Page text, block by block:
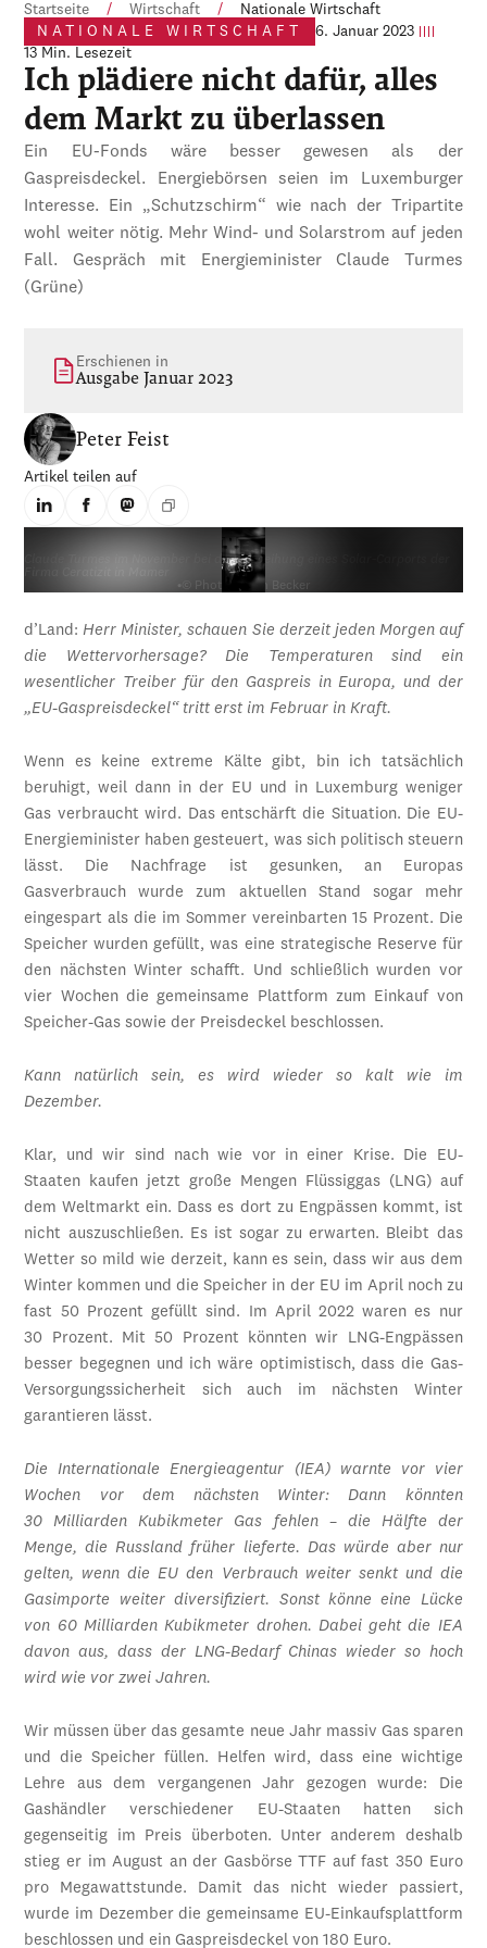
Startseite / Wirtschaft /
Nationale Wirtschaft
NATIONALE WIRTSCHAFT
6. Januar 2023
13 Min. Lesezeit
Ich plädiere nicht dafür, alles
dem Markt zu überlassen
Ein EU-Fonds wäre besser gewesen als der
Gaspreisdeckel. Energiebörsen seien im Luxemburger
Interesse. Ein „Schutzschirm“ wie nach der Tripartite
wohl weiter nötig. Mehr Wind- und Solarstrom auf jeden
Fall. Gespräch mit Energieminister Claude Turmes
(Grüne)
Erschienen in
Ausgabe Januar 2023
Peter Feist
Artikel teilen auf
Claude Turmes im November bei der Einweihung eines Solar-Carports der
• © Photo : Sven Becker
d’Land:Herr Minister, schauen Sie derzeit jeden Morgen auf
die Wettervorhersage? Die Temperaturen sind ein
wesentlicher Treiber für den Gaspreis in Europa, und der
„EU-Gaspreisdeckel“ tritt erst im Februar in Kraft.
Wenn es keine extreme Kälte gibt, bin ich tatsächlich
beruhigt, weil dann in der EU und in Luxemburg weniger
Gas verbraucht wird. Das entschärft die Situation. Die EU-
Energieminister haben gesteuert, was sich politisch steuern
lässt. Die Nachfrage ist gesunken, an Europas
Gasverbrauch wurde zum aktuellen Stand sogar mehr
eingespart als die im Sommer vereinbarten 15 Prozent. Die
Speicher wurden gefüllt, was eine strategische Reserve für
den nächsten Winter schafft. Und schließlich wurden vor
vier Wochen die gemeinsame Plattform zum Einkauf von
Speicher-Gas sowie der Preisdeckel beschlossen.
Kann natürlich sein, es wird wieder so kalt wie im
Dezember.
Klar, und wir sind nach wie vor in einer Krise. Die EU-
Staaten kaufen jetzt große Mengen Flüssiggas (LNG) auf
dem Weltmarkt ein. Dass es dort zu Engpässen kommt, ist
nicht auszuschließen. Es ist sogar zu erwarten. Bleibt das
Wetter so mild wie derzeit, kann es sein, dass wir aus dem
Winter kommen und die Speicher in der EU im April noch zu
fast 50 Prozent gefüllt sind. Im April 2022 waren es nur
30 Prozent. Mit 50 Prozent könnten wir LNG-Engpässen
besser begegnen und ich wäre optimistisch, dass die Gas-
Versorgungssicherheit sich auch im nächsten Winter
garantieren lässt.
Die Internationale Energieagentur (IEA) warnte vor vier
Wochen vor dem nächsten Winter: Dann könnten
30 Milliarden Kubikmeter Gas fehlen – die Hälfte der
Menge, die Russland früher lieferte. Das würde aber nur
gelten, wenn die EU den Verbrauch weiter senkt und die
Gasimporte weiter diversifiziert. Sonst könne eine Lücke
von 60 Milliarden Kubikmeter drohen. Dabei geht die IEA
davon aus, dass der LNG-Bedarf Chinas wieder so hoch
wird wie vor zwei Jahren.
Wir müssen über das gesamte neue Jahr massiv Gas sparen
und die Speicher füllen. Helfen wird, dass eine wichtige
Lehre aus dem vergangenen Jahr gezogen wurde: Die
Gashändler verschiedener EU-Staaten hatten sich
gegenseitig im Preis überboten. Unter anderem deshalb
stieg er im August an der Gasbörse TTF auf fast 350 Euro
pro Megawattstunde. Damit das nicht wieder passiert,
wurde im Dezember die gemeinsame EU-Einkaufsplattform
beschlossen und ein Gaspreisdeckel von 180 Euro.